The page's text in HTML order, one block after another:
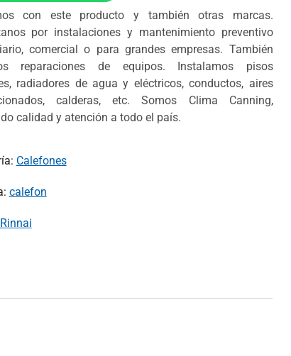
con este producto y también otras marcas.
por instalaciones y mantenimiento preventivo
comercial o para grandes empresas. También
reparaciones de equipos. Instalamos pisos
radiadores de agua y eléctricos, conductos, aires
calderas, etc. Somos Clima Canning,
calidad y atención a todo el país.
Calefones
calefon
Rinnai